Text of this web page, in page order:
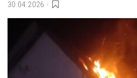
30.04.2026